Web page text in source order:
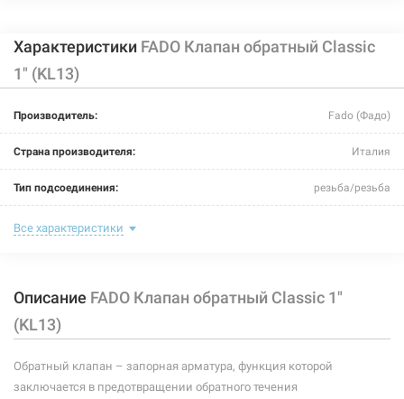
Артикул:202717
FADO Клапан обратный Classic 1 1/2" (KL15)
Характеристики FADO Клапан обратный Classic
1" (KL13)
Производитель: Fado (Фадо)
Страна производителя: Италия
Тип подсоединения: резьба/резьба
Номинальное давление:
Рабочая среда: жидкая неагрессивная, газообразная неагрессивная
Материал уплотнителей:
Материал пружины: нержавеющая сталь AISI 316
Все характеристики
Описание FADO Клапан обратный Classic 1"
(KL13)
Обратный клапан – запорная арматура, функция которой
заключается в предотвращении обратного течения